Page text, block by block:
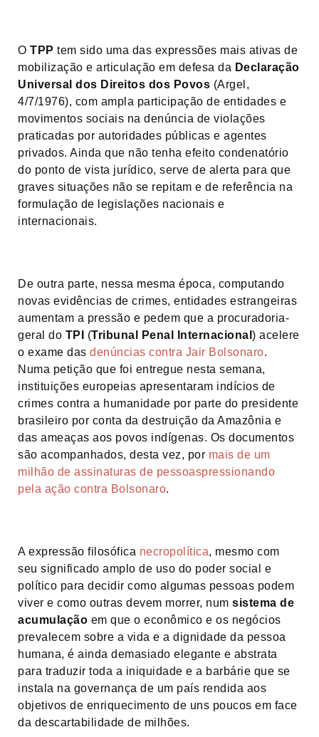
O TPP tem sido uma das expressões mais ativas de
mobilização e articulação em defesa da Declaração
Universal dos Direitos dos Povos (Argel,
4/7/1976), com ampla participação de entidades e
movimentos sociais na denúncia de violações
praticadas por autoridades públicas e agentes
privados. Ainda que não tenha efeito condenatório
do ponto de vista jurídico, serve de alerta para que
graves situações não se repitam e de referência na
formulação de legislações nacionais e
internacionais.
De outra parte, nessa mesma época, computando
novas evidências de crimes, entidades estrangeiras
aumentam a pressão e pedem que a procuradoria-
geral do TPI (Tribunal Penal Internacional ) acelere
o exame das denúncias contra Jair Bolsonaro.
Numa petição que foi entregue nesta semana,
instituições europeias apresentaram indícios de
crimes contra a humanidade por parte do presidente
brasileiro por conta da destruição da Amazônia e
das ameaças aos povos indígenas. Os documentos
são acompanhados, desta vez, por mais de um
milhão de assinaturas de pessoaspressionando
pela ação contra Bolsonaro.
A expressão filosófica necropolítica, mesmo com
seu significado amplo de uso do poder social e
político para decidir como algumas pessoas podem
viver e como outras devem morrer, num sistema de
acumulação em que o econômico e os negócios
prevalecem sobre a vida e a dignidade da pessoa
humana, é ainda demasiado elegante e abstrata
para traduzir toda a iniquidade e a barbárie que se
instala na governança de um país rendida aos
objetivos de enriquecimento de uns poucos em face
da descartabilidade de milhões.